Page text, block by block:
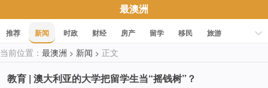
最澳洲
推荐 新闻 时政 财经 房产 留学 移民
旅游
科技
职场 美食 文化
当前位置： 最澳洲 > 新闻 > 正文
教育 | 澳大利亚的大学把留学生当“摇钱树”？